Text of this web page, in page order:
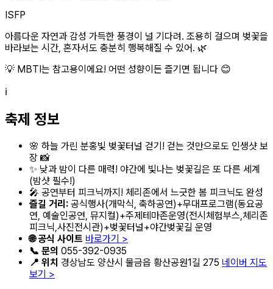
ISFP
아름다운 자연과 감성 가득한 풍경이 널 기다려. 조용히 걸으며 벚꽃을
바라보는 시간, 혼자서도 충분히 행복해질 수 있어. 🌿
💡 MBTI는 참고용이에요! 어떤 성향이든 즐기면 됩니다 😊
ℹ️
축제 정보
🌸 하늘 가린 분홍빛 벚꽃터널 걷기! 걷는 것만으로도 인생샷 보
장 📸
✨ 낮과 밤이 다른 매력! 야간에 빛나는 벚꽃길은 또 다른 세계
(밤샷 필수!)
🎤 공연부터 피크닉까지! 체리존에서 느긋한 봄 피크닉도 완성
즐길 거리: 공식행사(개막식, 축하공연)+무대프로그램(동요공
연, 예술인공연, 뮤지컬)+주제테마존운영(전시체험부스,체리존
피크닉,사진전시관)+벚꽃터널+야간벚꽃길 운영
🌐 공식 사이트 바로가기 >
📞 문의 055-392-0935
📍 위치 경상남도 양산시 물금읍 황산공원1길 275 네이버 지도
보기 >